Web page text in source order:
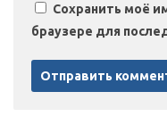
Сохранить моё
браузере для